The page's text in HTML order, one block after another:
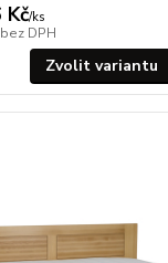
/ks
bez DPH
Zvolit variantu